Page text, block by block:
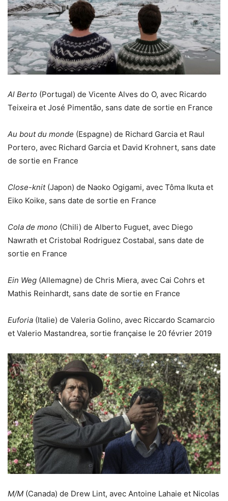
Al Berto (Portugal) de Vicente Alves do O, avec Ricardo
Teixeira et José Pimentão, sans date de sortie en France
Au bout du monde (Espagne) de Richard Garcia et Raul
Portero, avec Richard Garcia et David Krohnert, sans date
de sortie en France
Close-knit(Japon) de Naoko Ogigami, avec Tôma Ikuta et
Eiko Koike, sans date de sortie en France
Cola de mono (Chili) de Alberto Fuguet, avec Diego
Nawrath et Cristobal Rodriguez Costabal, sans date de
sortie en France
Ein Weg (Allemagne) de Chris Miera, avec Cai Cohrs et
Mathis Reinhardt, sans date de sortie en France
Euforia (Italie) de Valeria Golino, avec Riccardo Scamarcio
et Valerio Mastandrea, sortie française le 20 février 2019
M/M (Canada) de Drew Lint, avec Antoine Lahaie et Nicolas